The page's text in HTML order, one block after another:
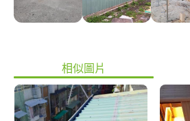
相似圖片